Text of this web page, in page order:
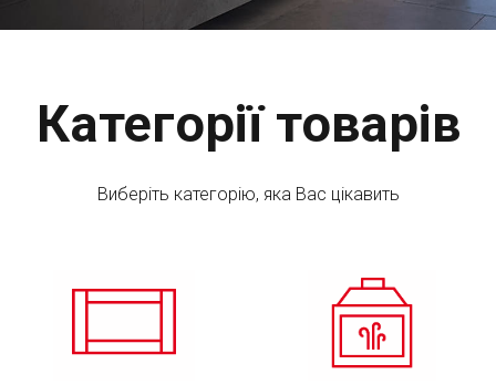
Категорії товарів
Виберіть категорію, яка Вас цікавить